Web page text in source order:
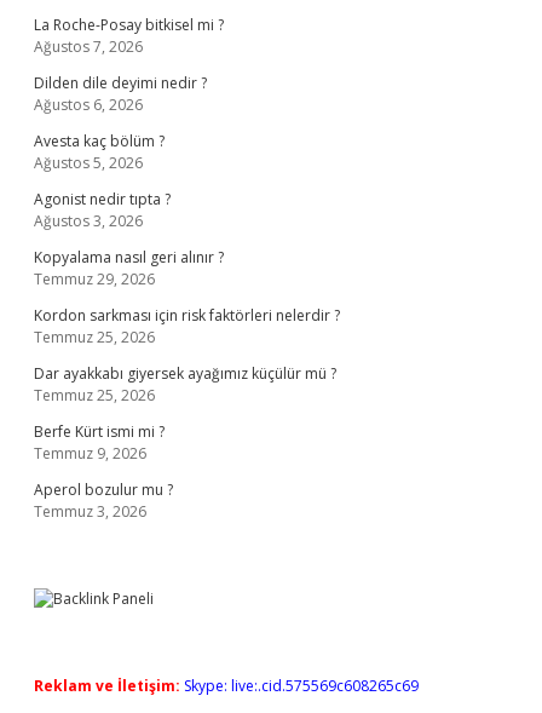
La Roche-Posay bitkisel mi ?
Ağustos 7, 2026
Dilden dile deyimi nedir ?
Ağustos 6, 2026
Avesta kaç bölüm ?
Ağustos 5, 2026
Agonist nedir tıpta ?
Ağustos 3, 2026
Kopyalama nasıl geri alınır ?
Temmuz 29, 2026
Kordon sarkması için risk faktörleri nelerdir ?
Temmuz 25, 2026
Dar ayakkabı giyersek ayağımız küçülür mü ?
Temmuz 25, 2026
Berfe Kürt ismi mi ?
Temmuz 9, 2026
Aperol bozulur mu ?
Temmuz 3, 2026
Reklam ve İletişim: Skype: live:.cid.575569c608265c69